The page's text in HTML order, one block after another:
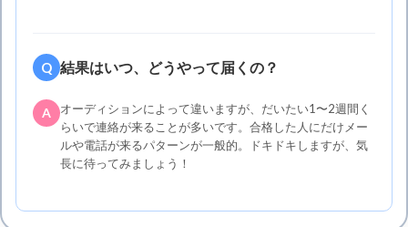
Q 結果はいつ、どうやって届くの？
A
オーディションによって違いますが、だいたい1〜2週間く
らいで連絡が来ることが多いです。合格した人にだけメー
ルや電話が来るパターンが一般的。ドキドキしますが、気
長に待ってみましょう！